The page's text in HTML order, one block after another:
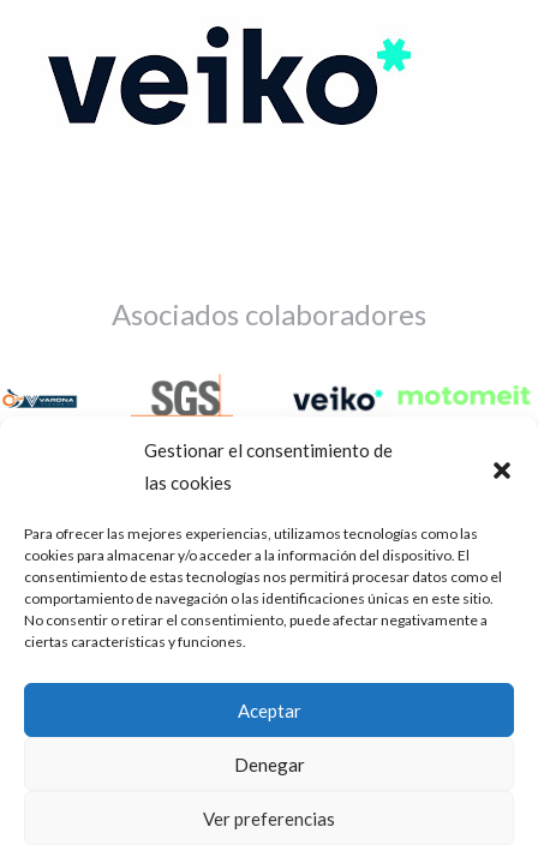
Gestionar el consentimiento de
las cookies
Para ofrecer las mejores experiencias, utilizamos tecnologías como las
cookies para almacenar y/o acceder a la información del dispositivo. El
consentimiento de estas tecnologías nos permitirá procesar datos como el
comportamiento de navegación o las identificaciones únicas en este sitio.
No consentir o retirar el consentimiento, puede afectar negativamente a
ciertas características y funciones.
Aceptar
Denegar
Ver preferencias
Asociados colaboradores
Aviso Legal Política de privacidad Portal de transparencia
ASOCIACIÓN DE TALLERES DE REPARACIÓN DE
AUTOMÓVILES • CIF: G14023832
Mediación, Arbitraje y Conciliación, de la Consejería de Empleo
Puedes aprender más sobre qué cookies utilizamos o